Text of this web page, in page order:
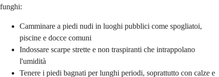
funghi:
Camminare a piedi nudi in luoghi pubblici come spogliatoi,
piscine e docce comuni
Indossare scarpe strette e non traspiranti che intrappolano
l'umidità
Tenere i piedi bagnati per lunghi periodi, soprattutto con calze e